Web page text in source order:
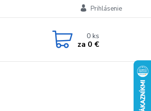
Prihlásenie
0ks
za 0 €